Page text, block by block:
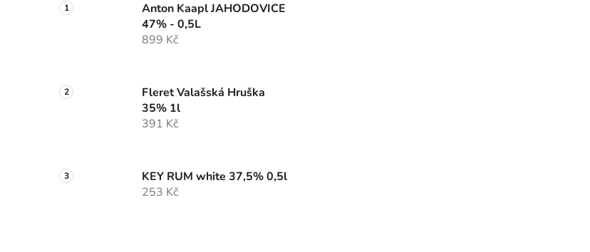
Anton Kaapl JAHODOVICE
47% - 0,5L
899 Kč
Fleret Valašská Hruška
35% 1l
391 Kč
KEY RUM white 37,5% 0,5l
253 Kč